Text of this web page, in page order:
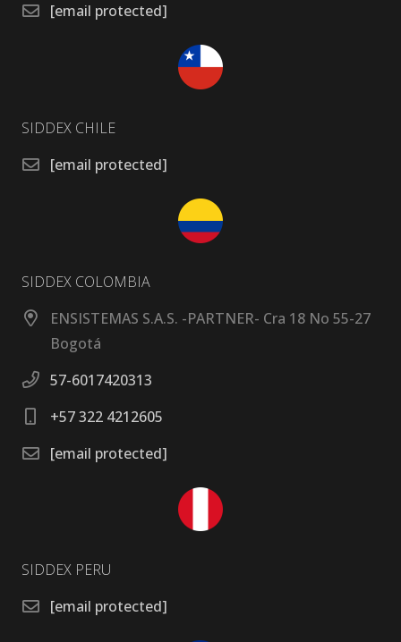
[email protected]
SIDDEX CHILE
[email protected]
SIDDEX COLOMBIA
ENSISTEMAS S.A.S. -PARTNER- Cra 18 No 55-27
Bogotá
57-6017420313
+57 322 4212605
[email protected]
SIDDEX PERU
[email protected]